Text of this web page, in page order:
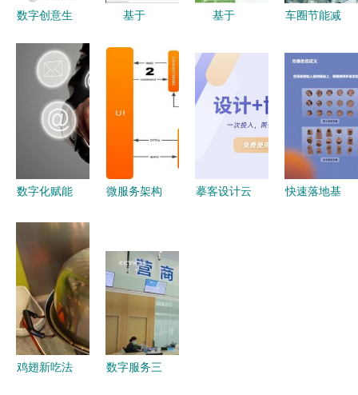
数字创意生
开启个性化
数字内容制
作服务新体
验
基于
的互联网小
系统设计与
基于
的社区老人
健康服务跟
踪系统设计
与实现
车圈节能减
分晓 宝马
与上汽公布
时间表与成
绩单，数字
服务助力转
型
数字化赋能
服与内容制
作服务的未
来图景
微服务架构
——以数字
内容制作服
摹客设计云
快速落地基
鸡翅新吃法
数字服务三